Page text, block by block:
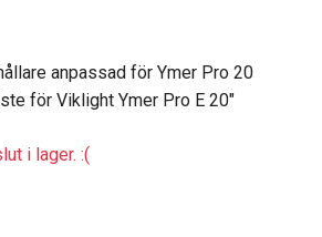
anpassad för Ymer Pro 20
för Viklight Ymer Pro E 20"
i lager. :(